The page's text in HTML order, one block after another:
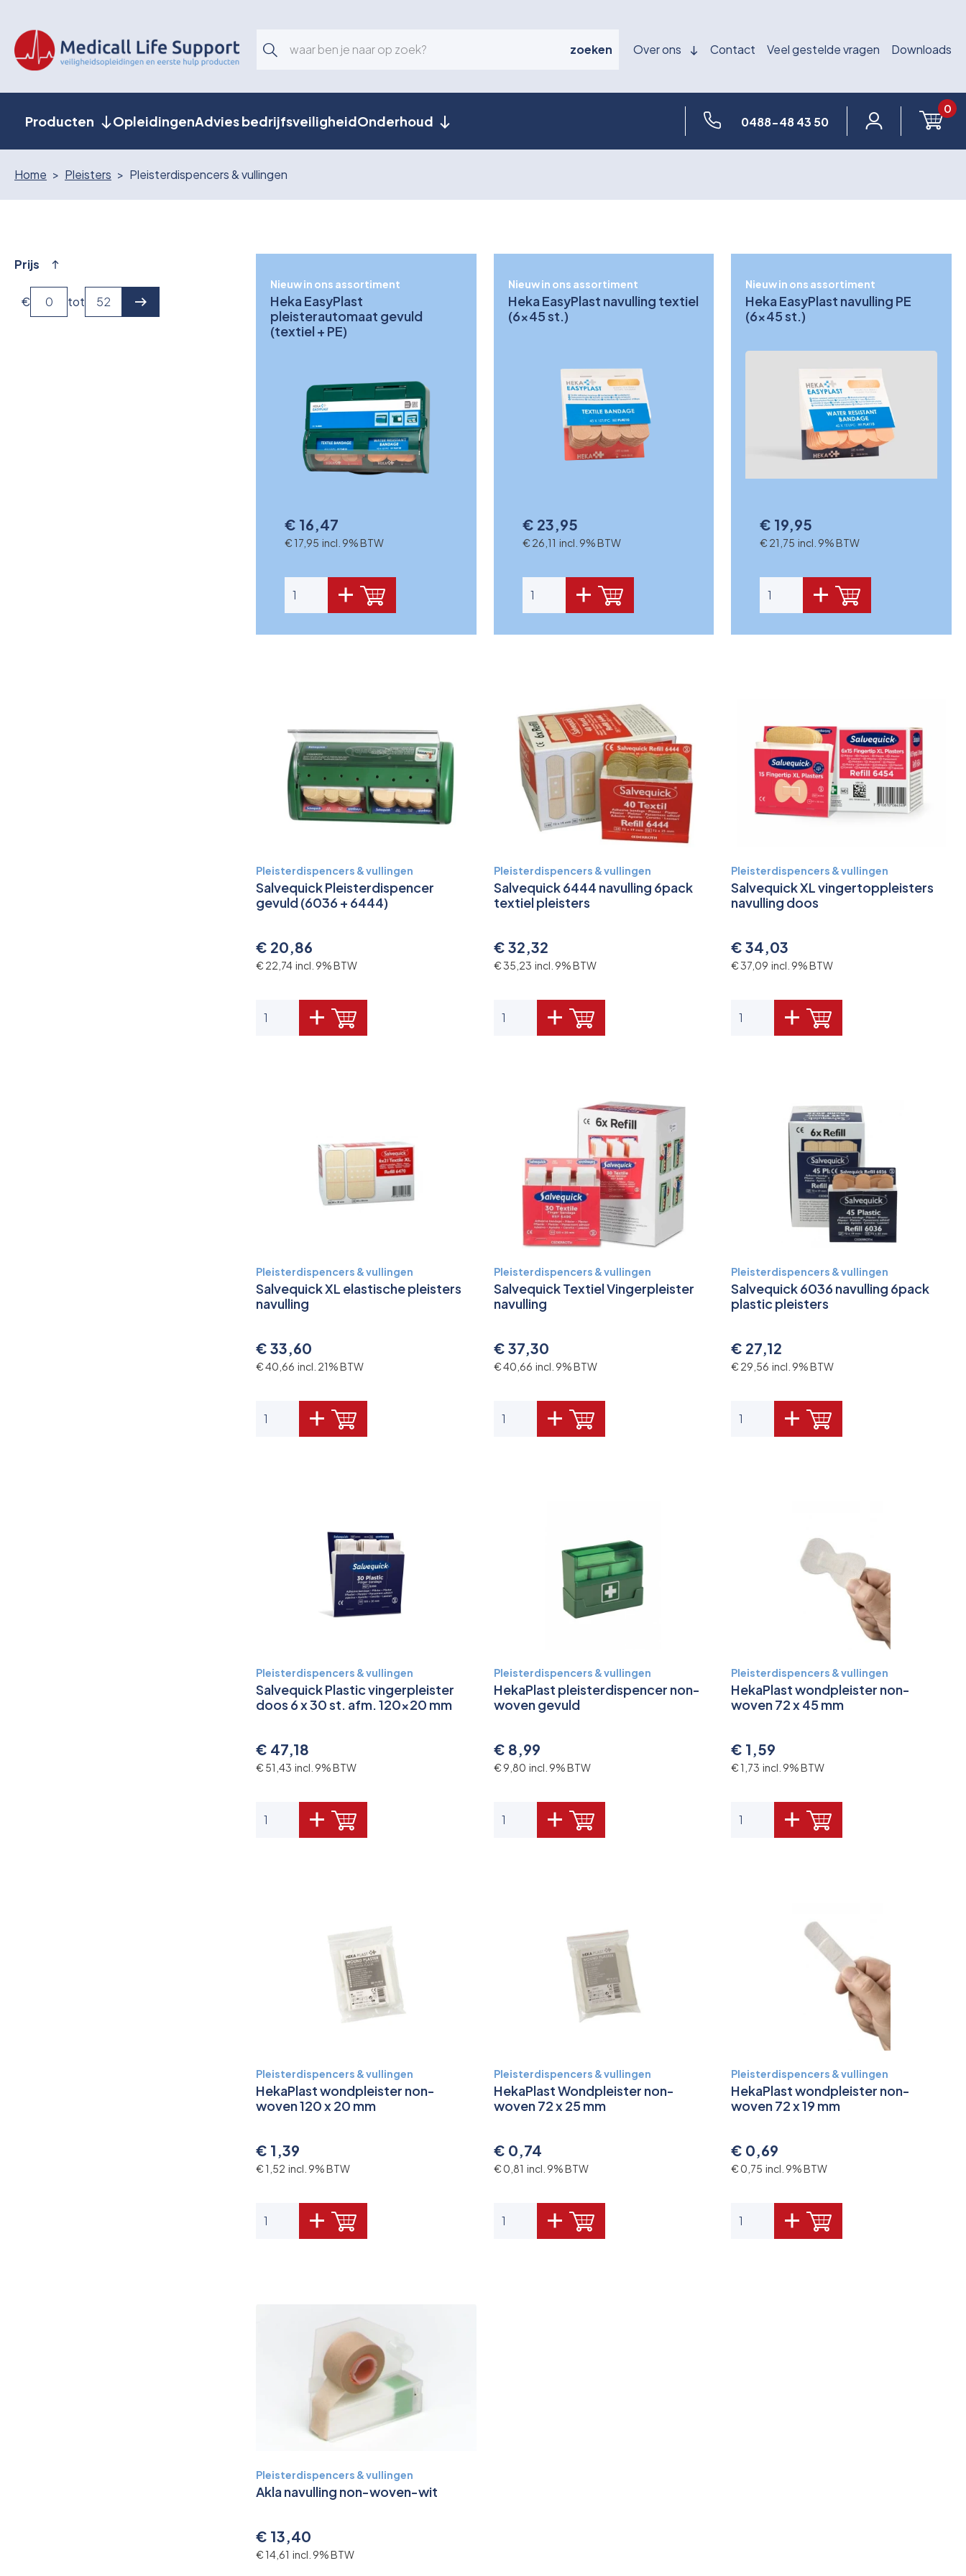
zoeken Over ons Contact Veel gestelde vragen Downloads
Producten OpleidingenAdvies bedrijfsveiligheidOnderhoud 0488-48 43 50
0
Home Pleisters Pleisterdispencers & vullingen
Prijs
€ tot
Nieuw in ons assortiment
Heka EasyPlast
pleisterautomaat gevuld
(textiel + PE)
€ 16,47
€ 17,95 incl. 9% BTW
Nieuw in ons assortiment
Heka EasyPlast navulling textiel
(6x45 st.)
€ 23,95
€ 26,11 incl. 9% BTW
Nieuw in ons assortiment
Heka EasyPlast navulling PE
(6x45 st.)
€ 19,95
€ 21,75 incl. 9% BTW
Pleisterdispencers & vullingen
Salvequick Pleisterdispencer
gevuld (6036 + 6444)
€ 20,86
€ 22,74 incl. 9% BTW
Pleisterdispencers & vullingen
Salvequick 6444 navulling 6pack
textiel pleisters
€ 32,32
€ 35,23 incl. 9% BTW
Pleisterdispencers & vullingen
Salvequick XL vingertoppleisters
navulling doos
€ 34,03
€ 37,09 incl. 9% BTW
Pleisterdispencers & vullingen
Salvequick XL elastische pleisters
navulling
€ 33,60
€ 40,66 incl. 21% BTW
Pleisterdispencers & vullingen
Salvequick Textiel Vingerpleister
navulling
€ 37,30
€ 40,66 incl. 9% BTW
Pleisterdispencers & vullingen
Salvequick 6036 navulling 6pack
plastic pleisters
€ 27,12
€ 29,56 incl. 9% BTW
Pleisterdispencers & vullingen
Salvequick Plastic vingerpleister
doos 6 x 30 st. afm. 120x20 mm
€ 47,18
€ 51,43 incl. 9% BTW
Pleisterdispencers & vullingen
HekaPlast pleisterdispencer non-
woven gevuld
€ 8,99
€ 9,80 incl. 9% BTW
Pleisterdispencers & vullingen
HekaPlast wondpleister non-
woven 72 x 45 mm
€ 1,59
€ 1,73 incl. 9% BTW
Pleisterdispencers & vullingen
HekaPlast wondpleister non-
woven 120 x 20 mm
€ 1,39
€ 1,52 incl. 9% BTW
Pleisterdispencers & vullingen
HekaPlast Wondpleister non-
woven 72 x 25 mm
€ 0,74
€ 0,81 incl. 9% BTW
Pleisterdispencers & vullingen
HekaPlast wondpleister non-
woven 72 x 19 mm
€ 0,69
€ 0,75 incl. 9% BTW
Pleisterdispencers & vullingen
Akla navulling non-woven-wit
€ 13,40
€ 14,61 incl. 9% BTW